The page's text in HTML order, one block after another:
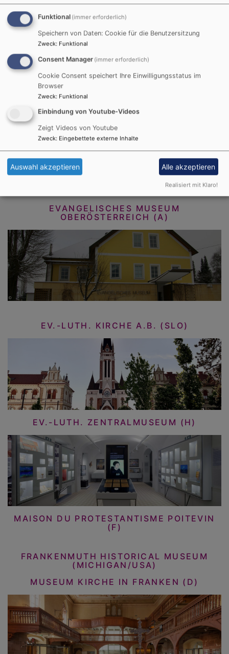
MISSION EINEWELT (D)
TEUTSCH-HAUS (RO)
EVANGELISCHES MUSEUM
OBERÖSTERREICH (A)
EV.-LUTH. KIRCHE A.B. (SLO)
EV.-LUTH. ZENTRALMUSEUM (H)
MAISON DU PROTESTANTISME POITEVIN
(F)
FRANKENMUTH HISTORICAL MUSEUM
(MICHIGAN/USA)
MUSEUM KIRCHE IN FRANKEN (D)
Funktional (immer erforderlich)
Speichern von Daten: Cookie für die Benutzersitzung
Zweck: Funktional
Consent Manager (immer erforderlich)
Cookie Consent speichert Ihre Einwilligungsstatus im
Browser
Zweck: Funktional
Einbindung von Youtube-Videos
Zeigt Videos von Youtube
Zweck: Eingebettete externe Inhalte
Auswahl akzeptieren Alle akzeptieren
Realisiert mit Klaro!